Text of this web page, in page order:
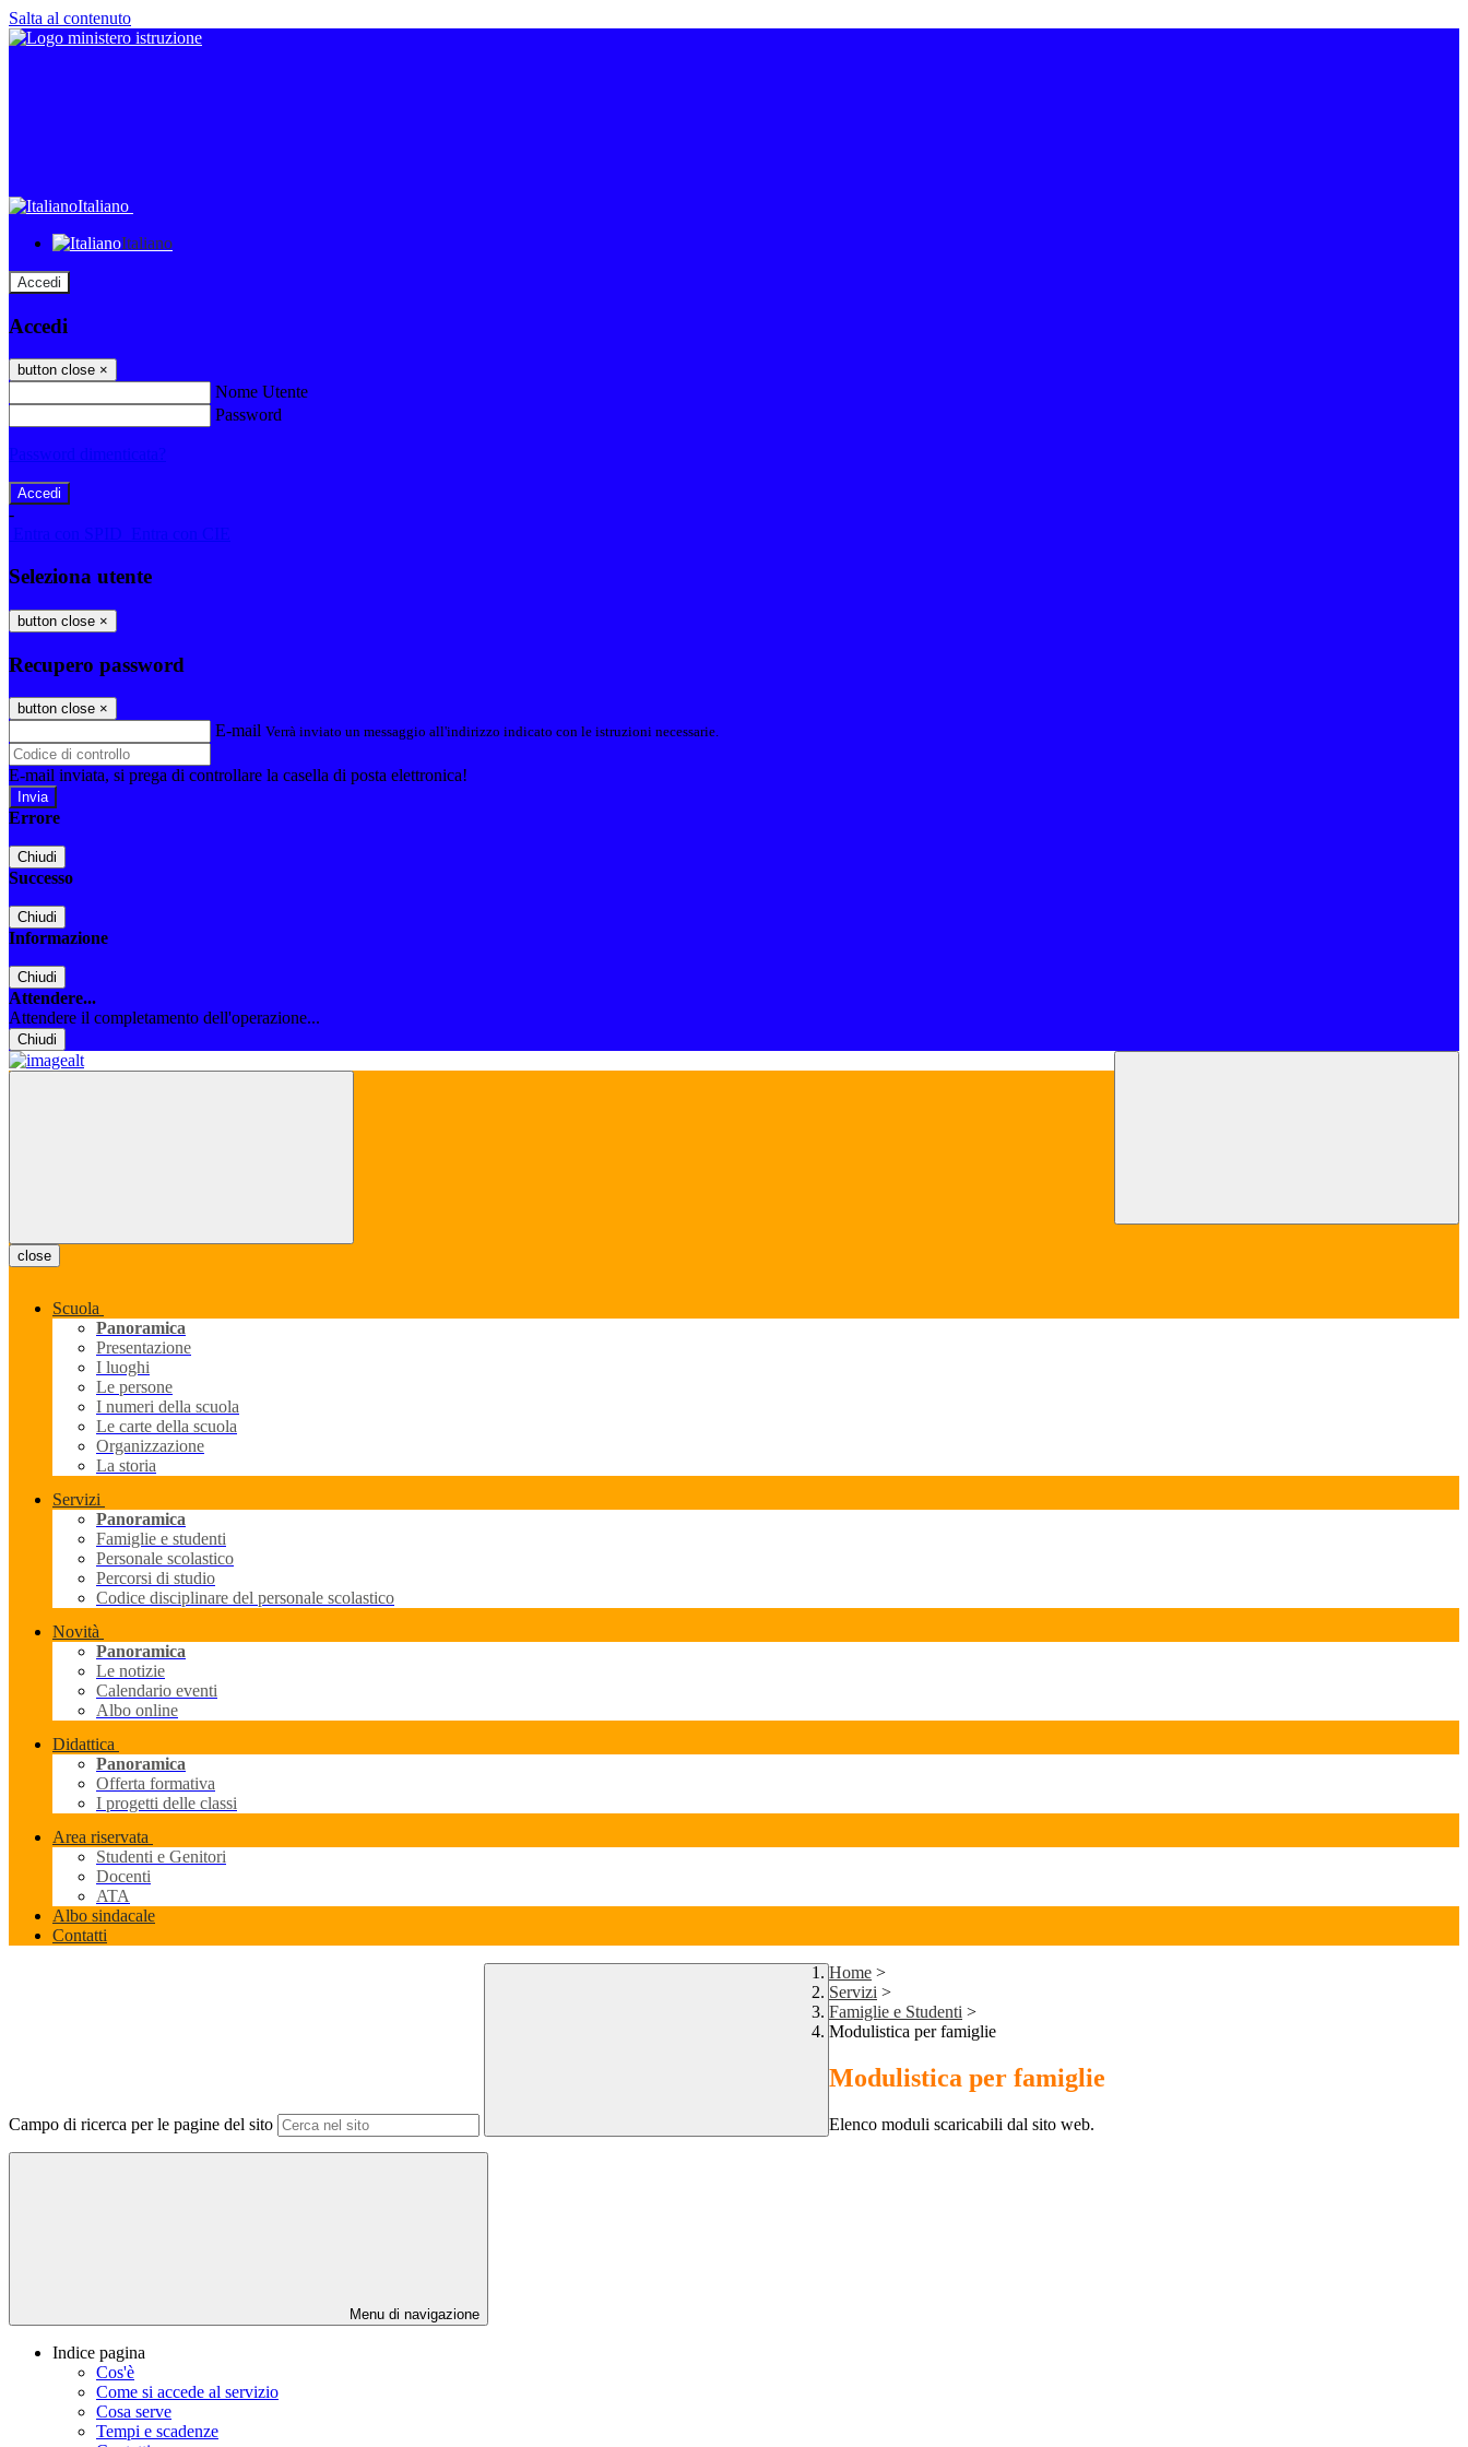
Salta al contenuto
Italiano
Italiano
Accedi
Accedi
button close ×
Nome Utente
Password
Password dimenticata?
-
Entra con SPID
Entra con CIE
Seleziona utente
button close ×
Recupero password
button close ×
E-mail Verrà inviato un messaggio all'indirizzo indicato con le istruzioni necessarie.
E-mail inviata, si prega di controllare la casella di posta elettronica!
Errore
Chiudi
Successo
Chiudi
Informazione
Chiudi
Attendere...
Attendere il completamento dell'operazione...
Chiudi
close
Scuola
Panoramica
Presentazione
I luoghi
Le persone
I numeri della scuola
Le carte della scuola
Organizzazione
La storia
Servizi
Panoramica
Famiglie e studenti
Personale scolastico
Percorsi di studio
Codice disciplinare del personale scolastico
Novità
Panoramica
Le notizie
Calendario eventi
Albo online
Didattica
Panoramica
Offerta formativa
I progetti delle classi
Area riservata
Studenti e Genitori
Docenti
ATA
Albo sindacale
Contatti
Campo di ricerca per le pagine del sito
Home >
Servizi >
Famiglie e Studenti >
Modulistica per famiglie
Modulistica per famiglie
Elenco moduli scaricabili dal sito web.
Menu di navigazione
Indice pagina
Cos'è
Come si accede al servizio
Cosa serve
Tempi e scadenze